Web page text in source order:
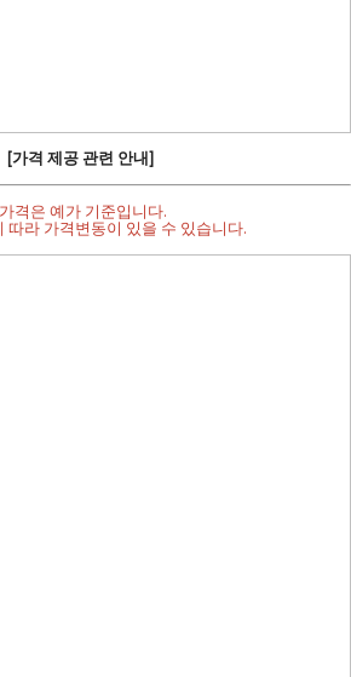
[가격 제공 관련 안내]
격은 예가 기준입니다.
따라 가격변동이 있을 수 있습니다.